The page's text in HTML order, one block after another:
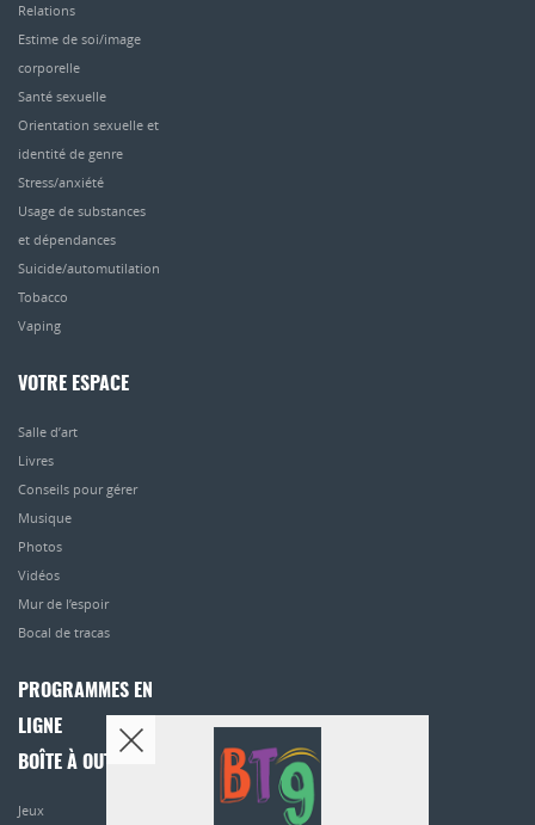
Relations
Estime de soi/image
corporelle
Santé sexuelle
Orientation sexuelle et
identité de genre
Stress/anxiété
Usage de substances
et dépendances
Suicide/automutilation
Tobacco
Vaping
VOTRE ESPACE
Salle d’art
Livres
Conseils pour gérer
Musique
Photos
Vidéos
Mur de l’espoir
Bocal de tracas
PROGRAMMES EN
LIGNE
BOÎTE À OUTILS
Jeux